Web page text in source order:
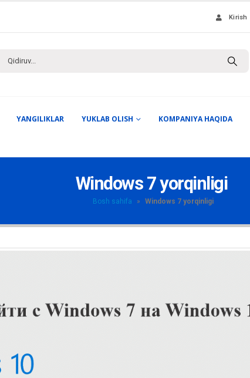
Kirish
YANGILIKLAR YUKLAB OLISH KOMPANIYA HAQIDA
Windows 7 yorqinligi
Bosh sahifa » Windows 7 yorqinligi